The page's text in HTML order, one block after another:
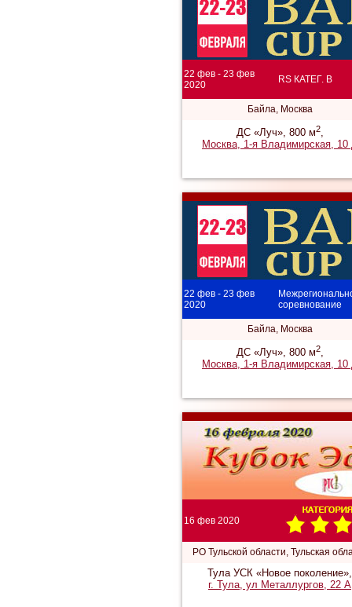
22 фев - 23 фев
2020
RS КАТЕГ. B
Байла, Москва
ДС «Луч», 800 м2,
Москва, 1-я Владимирская, 10
22 фев - 23 фев
2020
соревнование
Байла, Москва
ДС «Луч», 800 м2,
Москва, 1-я Владимирская, 10
16 фев 2020
РО Тульской области, Тульская
Тула УСК «Новое поколение»,
г. Тула, ул Металлургов, 22 А